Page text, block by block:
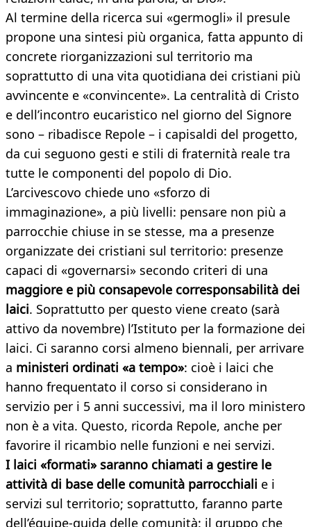
Al termine della ricerca sui «germogli» il presule
propone una sintesi più organica, fatta appunto di
concrete riorganizzazioni sul territorio ma
soprattutto di una vita quotidiana dei cristiani più
avvincente e «convincente». La centralità di Cristo
e dell’incontro eucaristico nel giorno del Signore
sono – ribadisce Repole – i capisaldi del progetto,
da cui seguono gesti e stili di fraternità reale tra
tutte le componenti del popolo di Dio.
L’arcivescovo chiede uno «sforzo di
immaginazione», a più livelli: pensare non più a
parrocchie chiuse in se stesse, ma a presenze
organizzate dei cristiani sul territorio: presenze
capaci di «governarsi» secondo criteri di una
maggiore e più consapevole corresponsabilità dei
laici. Soprattutto per questo viene creato (sarà
attivo da novembre) l’Istituto per la formazione dei
laici. Ci saranno corsi almeno biennali, per arrivare
a ministeri ordinati «a tempo»: cioè i laici che
hanno frequentato il corso si considerano in
servizio per i 5 anni successivi, ma il loro ministero
non è a vita. Questo, ricorda Repole, anche per
favorire il ricambio nelle funzioni e nei servizi.
I laici «formati» saranno chiamati a gestire le
attività di base delle comunità parrocchiali e i
servizi sul territorio; soprattutto, faranno parte
dell’équipe-guida delle comunità: il gruppo che